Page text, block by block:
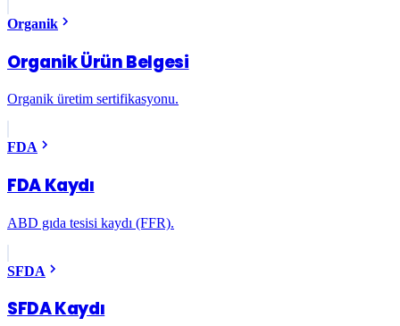
Organik
Organik Ürün Belgesi
Organik üretim sertifikasyonu.
FDA
FDA Kaydı
ABD gıda tesisi kaydı (FFR).
SFDA
SFDA Kaydı